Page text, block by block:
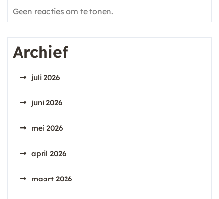
Geen reacties om te tonen.
Archief
juli 2026
juni 2026
mei 2026
april 2026
maart 2026